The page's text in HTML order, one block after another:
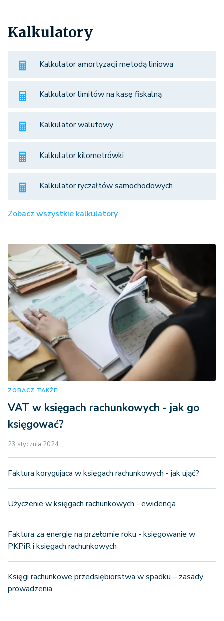
Kalkulatory
Kalkulator amortyzacji metodą liniową
Kalkulator limitów na kasę fiskalną
Kalkulator walutowy
Kalkulator kilometrówki
Kalkulator ryczałtów samochodowych
Zobacz wszystkie kalkulatory
ZOBACZ TAKŻE
VAT w księgach rachunkowych - jak go
księgować?
23 stycznia 2024
Faktura korygująca w księgach rachunkowych - jak ująć?
Użyczenie w księgach rachunkowych - ewidencja
Faktura za energię na przełomie roku - księgowanie w
PKPiR i księgach rachunkowych
Księgi rachunkowe przedsiębiorstwa w spadku – zasady
prowadzenia